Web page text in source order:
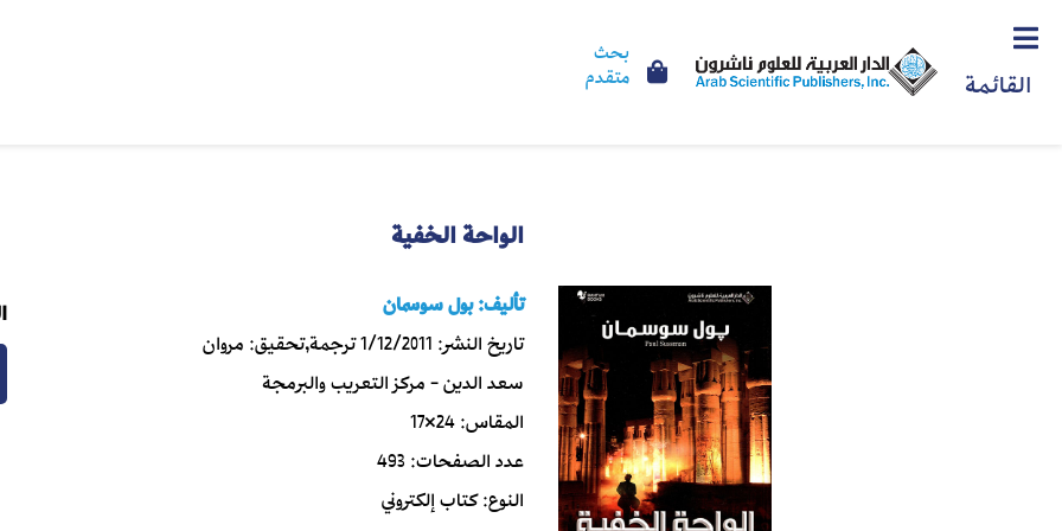
القائمة
بحث
متقدم
الواحة الخفية
تأليف:بول سوسمان
تاريخ النشر:1/12/2011ترجمة,تحقيق:مروان
سعد الدين - مركز التعريب والبرمجة
المقاس:24×17
عدد الصفحات:493
النوع:كتاب إلكتروني